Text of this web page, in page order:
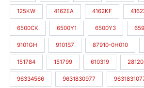
125KW 4162EA 4162KF
6500CK 6500Y1 6500Y3
9101GH 9101S7 87910-0H010
151784 151799 610319
96334566 9631830977